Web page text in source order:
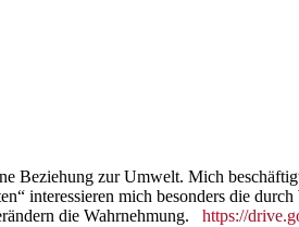
Beziehung zur Umwelt. Mich
interessieren mich besonders die
die Wahrnehmung. https://